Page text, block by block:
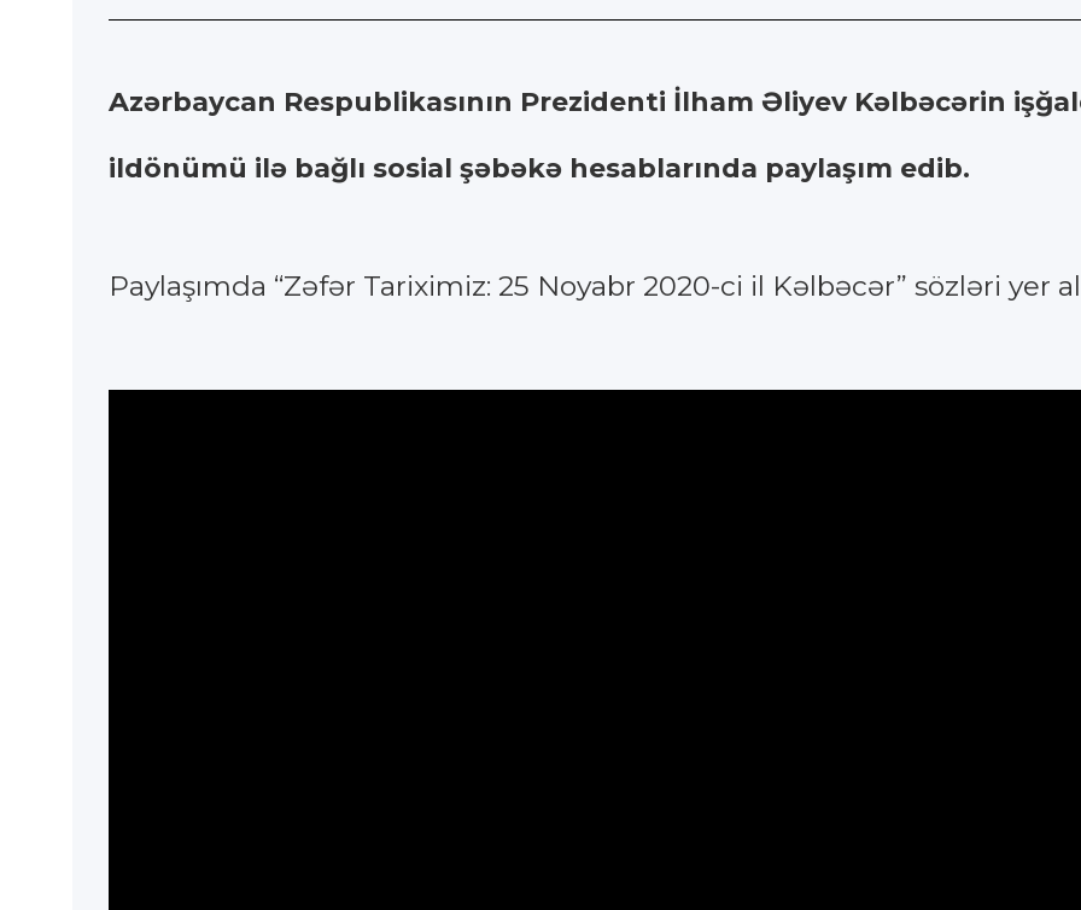
Azərbaycan Respublikasının Prezidenti İlham Əliyev Kəlbəcərin
ildönümü ilə bağlı sosial şəbəkə hesablarında paylaşım edib.
Paylaşımda “Zəfər Tariximiz: 25 Noyabr 2020-ci il Kəlbəcər” sözləri yer